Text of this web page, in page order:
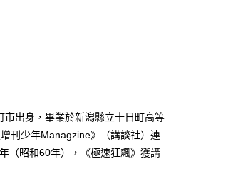
卡、不需儲值。
證，即可結帳。
再付款。
後付」後，將跳轉至「AFTEE先享後
認金額後，即可完成結帳。
費通知簡訊。
點擊此簡訊中的連結，可透過四大超商
行付款，方視為交易完成。
立刻繳費，但若您需要取消訂單，請聯
取消之訂單仍視為有效，需透過AFTEE
)免運費
)免運費
)免運費
市出身，畢業於新潟縣立十日町高等
刊少年Managzine》（講談社）連
（昭和60年），《極速狂飆》獲講